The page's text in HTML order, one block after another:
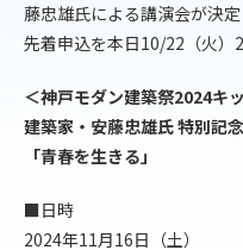
藤忠雄氏による講演会が決定
先着申込を本日10/22（火）
＜神戸モダン建築祭2024キ
建築家・安藤忠雄氏 特別記
「青春を生きる」
■日時
2024年11月16日（土）